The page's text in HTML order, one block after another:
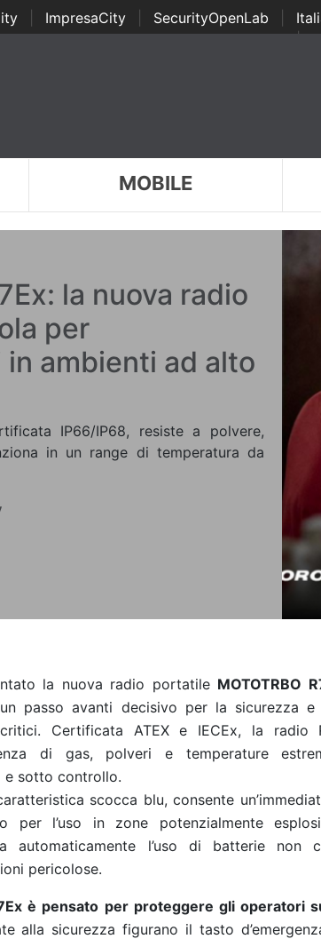
ImpresaCity SecurityOpenLab
Awards |
MOBILE
la nuova radio
per
ambienti ad alto
IP66/IP68, resiste a polvere,
in un range di temperatura da
la nuova radio portatile MOTOTRBO
passo avanti decisivo per la sicurezza e
Certificata ATEX e IECEx, la radio
di gas, polveri e temperature
e sotto controllo.
scocca blu, consente
per l’uso in zone potenzialmente
automaticamente l’uso di batterie non
pericolose.
è pensato per proteggere gli operatori
alla sicurezza figurano il tasto